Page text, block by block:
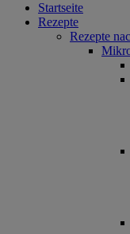
Startseite
Rezepte
Rezepte